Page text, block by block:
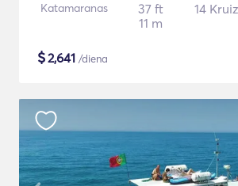
Katamaranas
37 ft
11 m
14
$2,641 /diena